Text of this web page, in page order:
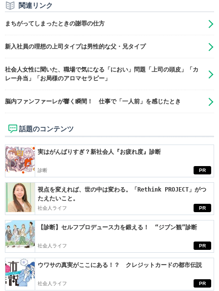
関連リンク
まちがってしまったときの謝罪の仕方
新入社員の理想の上司タイプは男性的な父・兄タイプ
社会人女性に聞いた、職場で気になる「におい」問題「上司の頭皮」「カ
レー弁当」「お局様のアロマセラピー」
脳内ファンファーレが響く瞬間！ 仕事で「一人前」を感じたとき
話題のコンテンツ
PR
実はがんばりすぎ？新社会人『お疲れ度』診断
診断
PR
視点を変えれば、世の中は変わる。「Rethink PROJECT」がつ
たえたいこと。
社会人ライフ
PR
【診断】セルフプロデュース力を鍛える！ “ジブン観”診断
社会人ライフ
PR
ウワサの真実がここにある！？ クレジットカードの都市伝説
社会人ライフ